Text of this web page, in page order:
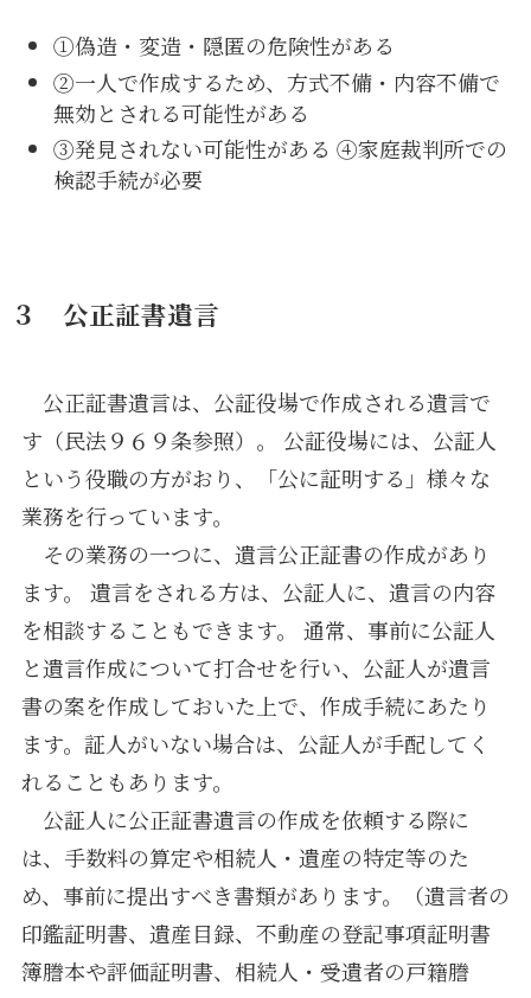
①偽造・変造・隠匿の危険性がある
②一人で作成するため、方式不備・内容不備で
無効とされる可能性がある
③発見されない可能性がある ④家庭裁判所での
検認手続が必要
３ 公正証書遺言
公正証書遺言は、公証役場で作成される遺言で
す（民法９６９条参照）。 公証役場には、公証人
という役職の方がおり、「公に証明する」様々な
業務を行っています。
その業務の一つに、遺言公正証書の作成があり
ます。 遺言をされる方は、公証人に、遺言の内容
を相談することもできます。 通常、事前に公証人
と遺言作成について打合せを行い、公証人が遺言
書の案を作成しておいた上で、作成手続にあたり
ます。証人がいない場合は、公証人が手配してく
れることもあります。
公証人に公正証書遺言の作成を依頼する際に
は、手数料の算定や相続人・遺産の特定等のた
め、事前に提出すべき書類があります。（遺言者の
印鑑証明書、遺産目録、不動産の登記事項証明書
簿謄本や評価証明書、相続人・受遺者の戸籍謄